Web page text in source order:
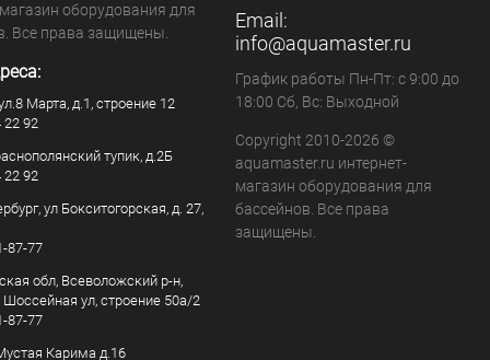
оборудования для
Все права защищены.
Марта, д.1, строение 12
22 92
тупик, д.2Б
22 92
ул Бокситогорская, д. 27,
87-77
обл, Всеволожский р-н,
Шоссейная ул, строение 50а/2
87-77
Карима д.16
Email:
info@aquamaster.ru
График работы Пн-Пт: с 9:00 до
18:00 Сб, Вс: Выходной
Copyright 2010-2026 ©
aquamaster.ru интернет-
магазин оборудования для
бассейнов. Все права
защищены.